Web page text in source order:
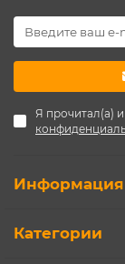
Я прочитал(а)
Информация
Категории